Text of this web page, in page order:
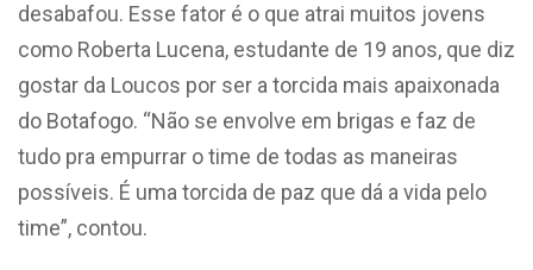
desabafou. Esse fator é o que atrai muitos jovens
como Roberta Lucena, estudante de 19 anos, que diz
gostar da Loucos por ser a torcida mais apaixonada
do Botafogo. “Não se envolve em brigas e faz de
tudo pra empurrar o time de todas as maneiras
possíveis. É uma torcida de paz que dá a vida pelo
time”, contou.